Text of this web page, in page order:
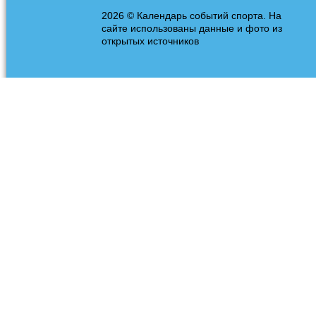
2026 © Календарь событий спорта. На
сайте использованы данные и фото из
открытых источников